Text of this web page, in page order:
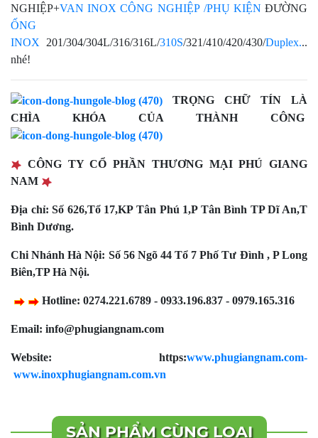
NGHIỆP+VAN INOX CÔNG NGHIỆP /PHỤ KIỆN ĐƯỜNG
ỐNG
INOX 201/304/304L/316/316L/310S/321/410/420/430/Duplex...
nhé!
TRỌNG CHỮ TÍN LÀ
CHÌA KHÓA CỦA THÀNH CÔNG
CÔNG TY CỔ PHẦN THƯƠNG MẠI PHÚ GIANG
NAM
Địa chỉ: Số 626,Tổ 17,KP Tân Phú 1,P Tân Bình TP Dĩ An,T
Bình Dương.
Chi Nhánh Hà Nội: Số 56 Ngõ 44 Tổ 7 Phố Tư Đình , P Long
Biên,TP Hà Nội.
Hotline: 0274.221.6789 - 0933.196.837 - 0979.165.316
Email: info@phugiangnam.com
Website: https:www.phugiangnam.com-
www.inoxphugiangnam.com.vn
SẢN PHẨM CÙNG LOẠI